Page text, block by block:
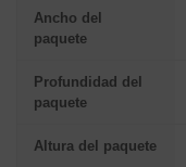
Ancho del
paquete
Profundidad del
paquete
Altura del paquete